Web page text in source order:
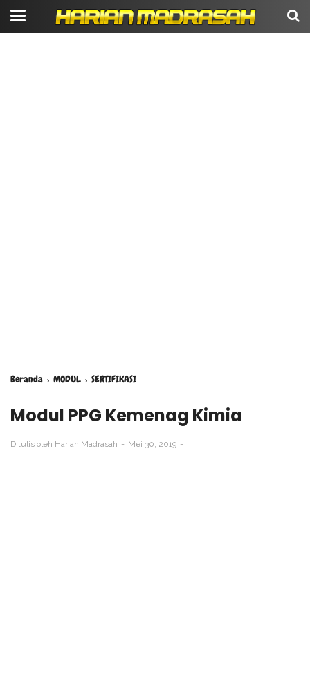
Beranda › MODUL › SERTIFIKASI
Modul PPG Kemenag Kimia
Ditulis oleh Harian Madrasah Mei 30, 2019